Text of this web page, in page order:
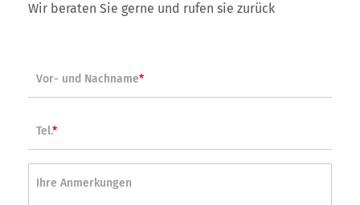
Wir beraten Sie gerne und rufen sie zurück
Vor- und Nachname*
Tel.*
Ihre Anmerkungen